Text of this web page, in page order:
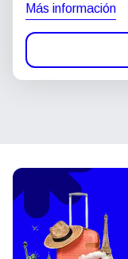
Más información